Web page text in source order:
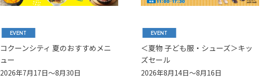
EVENT
コクーンシティ 夏のおすすめメニ
ュー
2026年7月17日～8月30日
EVENT
＜夏物 子ども服・シューズ＞キッ
ズセール
2026年8月14日～8月16日